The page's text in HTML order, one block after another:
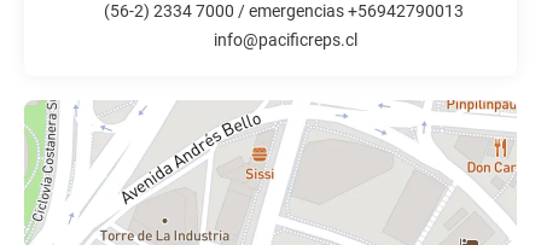
(56-2) 2334 7000 / emergencias +56942790013
info@pacificreps.cl